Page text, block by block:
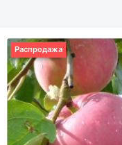
Распродажа